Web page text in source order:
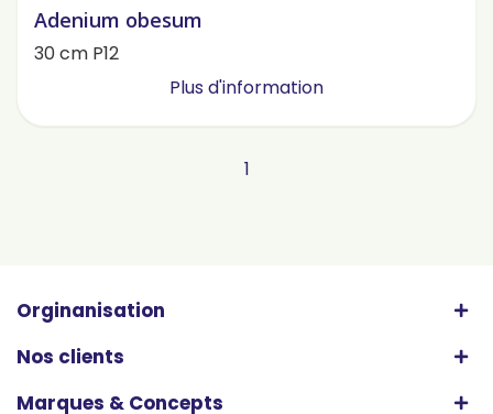
Adenium obesum
30 cm P12
Plus d'information
1
Orginanisation
Nos clients
Marques & Concepts